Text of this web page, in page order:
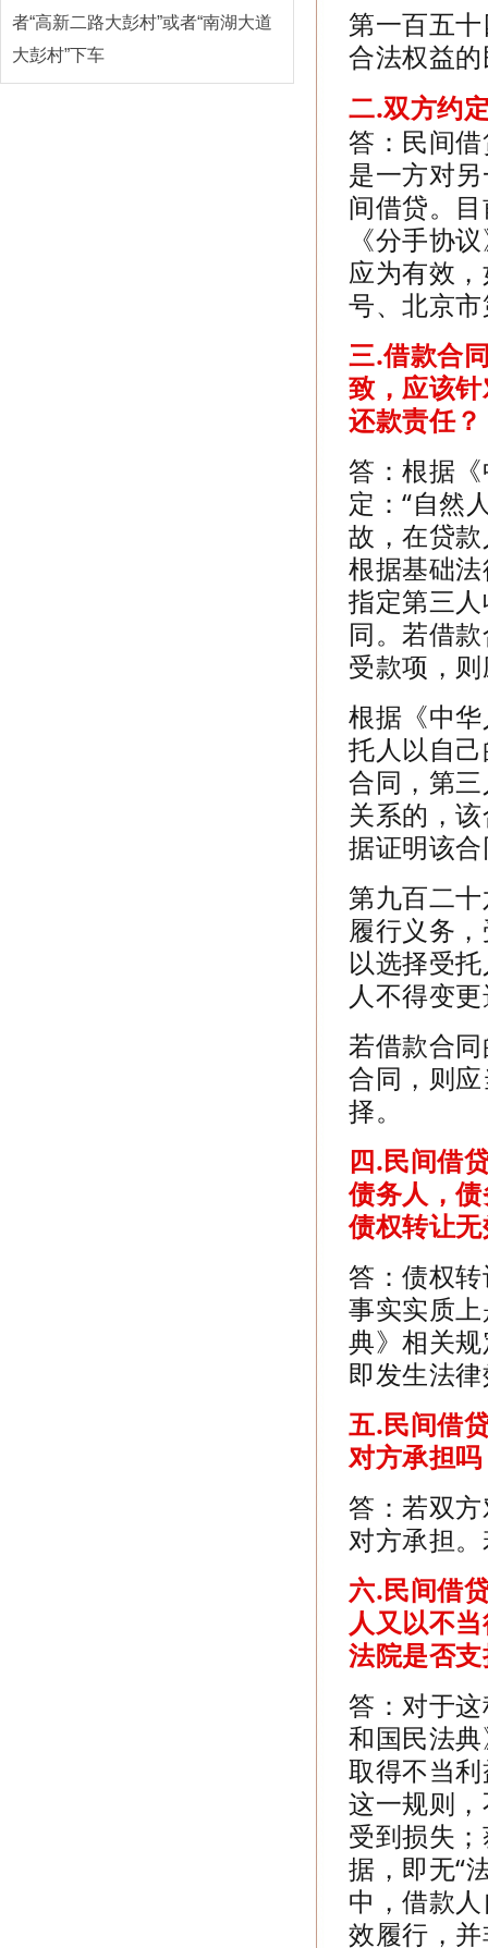
者“高新二路大彭村”或者“南湖大道
大彭村”下车
第一百五
合法权益
二.双方约
答：民间
是一方对
间借贷。
《分手协
应为有效
号、北京
三.借款合
致，应该
还款责任？
答：根据
定：“自然
故，在贷
根据基础
指定第三
同。若借
受款项，
根据《中
托人以自
合同，第
关系的，
据证明该
第九百二
履行义务
以选择受
人不得变
若借款合
合同，则
择。
四.民间借
债务人，
债权转让
答：债权
事实实质
典》相关
即发生法
五.民间借
对方承担
答：若双
对方承担
六.民间借
人又以不
法院是否
答：对于
和国民法
取得不当
这一规则
受到损失
据，即无“
中，借款
效履行，